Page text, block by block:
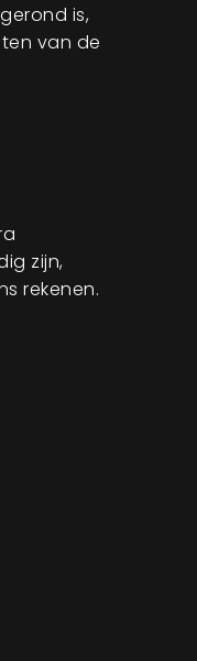
is,
van de
zijn,
rekenen.